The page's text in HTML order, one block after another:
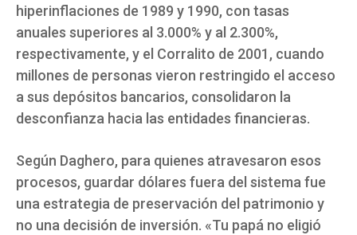
hiperinflaciones de 1989 y 1990, con tasas
anuales superiores al 3.000% y al 2.300%,
respectivamente, y el Corralito de 2001, cuando
millones de personas vieron restringido el acceso
a sus depósitos bancarios, consolidaron la
desconfianza hacia las entidades financieras.
Según Daghero, para quienes atravesaron esos
procesos, guardar dólares fuera del sistema fue
una estrategia de preservación del patrimonio y
no una decisión de inversión. «Tu papá no eligió